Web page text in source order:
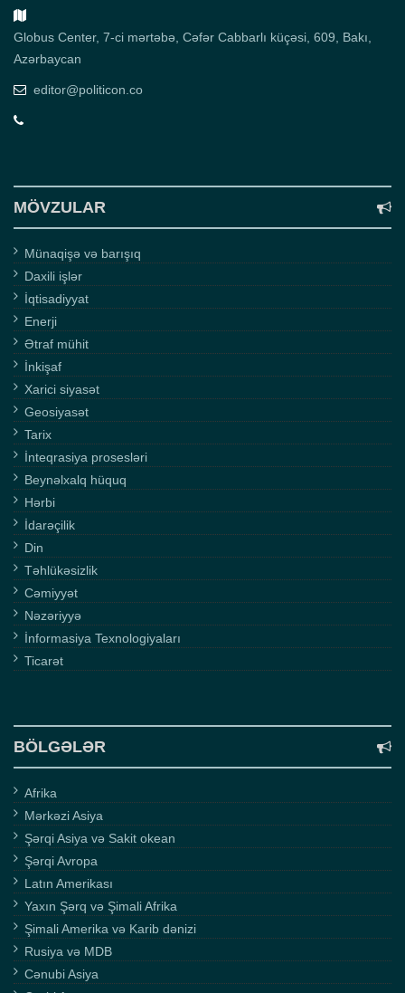
Globus Center, 7-ci mərtəbə, Cəfər Cabbarlı küçəsi, 609, Bakı,
Azərbaycan
editor@politicon.co
MÖVZULAR
Münaqişə və barışıq
Daxili işlər
İqtisadiyyat
Enerji
Ətraf mühit
İnkişaf
Xarici siyasət
Geosiyasət
Tarix
İnteqrasiya prosesləri
Beynəlxalq hüquq
Hərbi
İdarəçilik
Din
Təhlükəsizlik
Cəmiyyət
Nəzəriyyə
İnformasiya Texnologiyaları
Ticarət
BÖLGƏLƏR
Afrika
Mərkəzi Asiya
Şərqi Asiya və Sakit okean
Şərqi Avropa
Latın Amerikası
Yaxın Şərq və Şimali Afrika
Şimali Amerika və Karib dənizi
Rusiya və MDB
Cənubi Asiya